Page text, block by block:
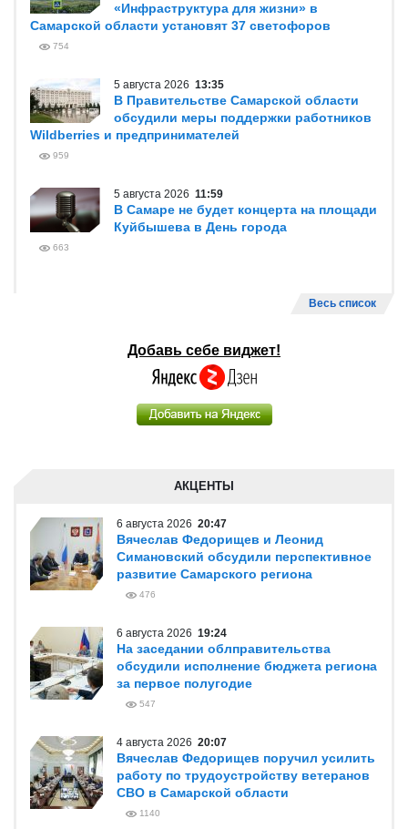
«Инфраструктура для жизни» в
Самарской области установят 37 светофоров
754
5 августа 2026 13:35
В Правительстве Самарской области
обсудили меры поддержки работников
Wildberries и предпринимателей
959
5 августа 2026 11:59
В Самаре не будет концерта на площади
Куйбышева в День города
663
Весь список
Добавь себе виджет!
АКЦЕНТЫ
6 августа 2026 20:47
Вячеслав Федорищев и Леонид
Симановский обсудили перспективное
развитие Самарского региона
476
6 августа 2026 19:24
На заседании облправительства
обсудили исполнение бюджета региона
за первое полугодие
547
4 августа 2026 20:07
Вячеслав Федорищев поручил усилить
работу по трудоустройству ветеранов
СВО в Самарской области
1140